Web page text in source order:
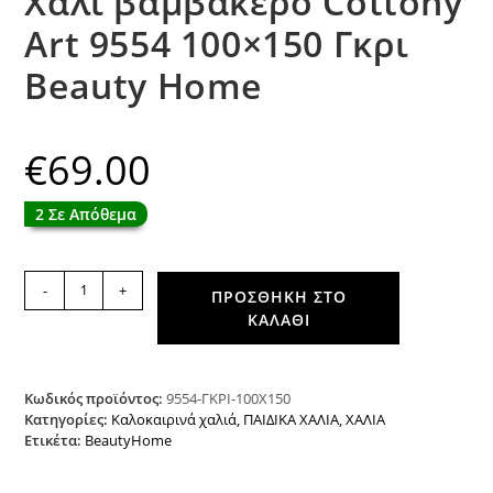
Art 9554 100×150 Γκρι
Beauty Home
€69.00
2 Σε Απόθεμα
βαμβακερό
100x150
Γκρι
Beauty
- +
ΠΡΟΣΘΉΚΗ ΣΤΟ
ΚΑΛΆΘΙ
Κωδικός προϊόντος:9554-ΓΚΡΙ-100Χ150
Κατηγορίες: Καλοκαιρινά χαλιά, ΠΑΙΔΙΚΑ ΧΑΛΙΑ,ΧΑΛΙΑ
Ετικέτα: BeautyHome